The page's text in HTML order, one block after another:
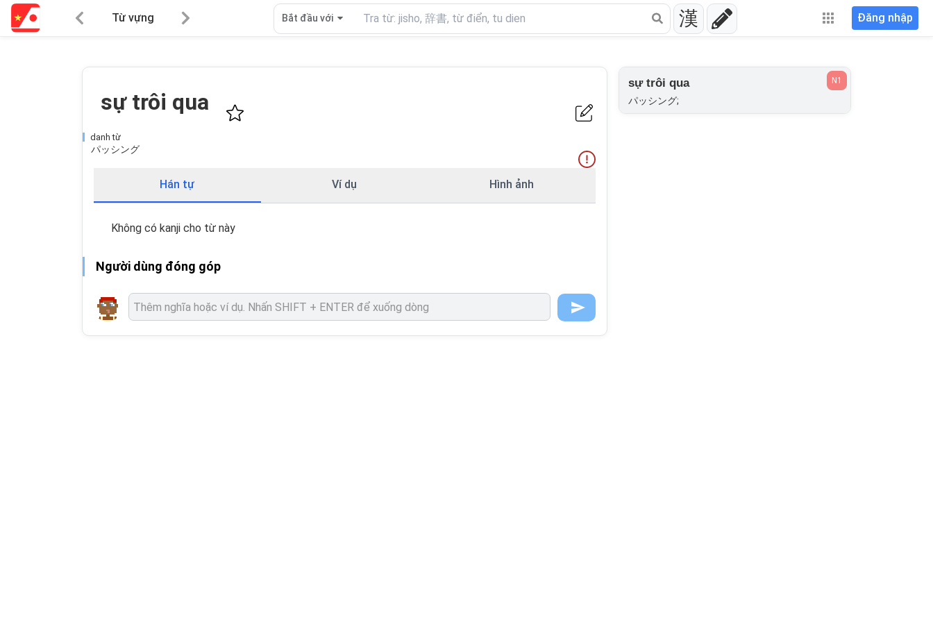
Từ vựng 漢
Bắt đầu với Đăng nhập
sự trôi qua
danh từ
パッシング
Hán tự Ví dụ Hình ảnh
Không có kanji cho từ này
Người dùng đóng góp
sự trôi qua
パッシング;
N1